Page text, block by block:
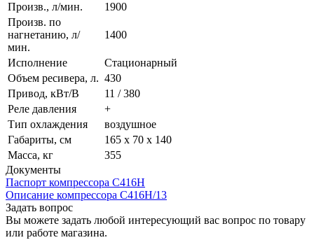
Произв., л/мин.
1900
Произв. по
нагнетанию, л/
мин.
1400
Исполнение
Стационарный
Объем ресивера, л. 430
Привод, кВт/В
11 / 380
Реле давления
+
Тип охлаждения
воздушное
Габариты, см
165 х 70 х 140
Масса, кг
355
Документы
Паспорт компрессора С416Н
Описание компрессора С416Н/13
Задать вопрос
Вы можете задать любой интересующий вас вопрос по товару
или работе магазина.